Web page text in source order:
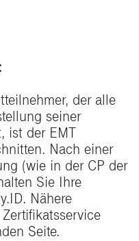
der alle
seiner
ist der EMT
Nach einer
(wie in der CP der
Sie Ihre
Nähere
Seite.